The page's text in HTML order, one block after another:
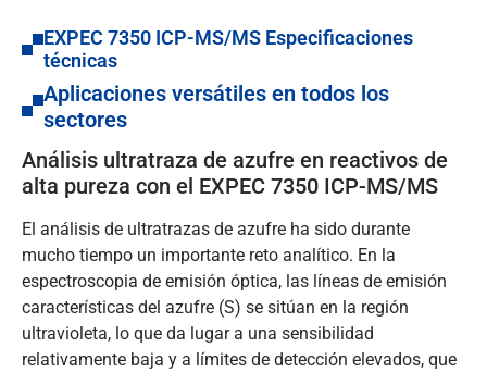
EXPEC 7350 ICP-MS/MS Especificaciones
técnicas
Aplicaciones versátiles en todos los
sectores
Análisis ultratraza de azufre en reactivos de
alta pureza con el EXPEC 7350 ICP-MS/MS
El análisis de ultratrazas de azufre ha sido durante
mucho tiempo un importante reto analítico. En la
espectroscopia de emisión óptica, las líneas de emisión
características del azufre (S) se sitúan en la región
ultravioleta, lo que da lugar a una sensibilidad
relativamente baja y a límites de detección elevados, que